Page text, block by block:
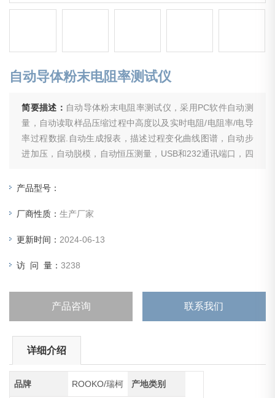
自动导体粉末电阻率测试仪
简要描述： 自动导体粉末电阻率测试仪，采用PC软件自动测
量，自动读取样品压缩过程中高度以及实时电阻/电阻率/电导
率过程数据.自动生成报表，描述过程变化曲线图谱，自动步
进加压，自动脱模，自动恒压测量，USB和232通讯端口，四
程，紫铜度金电极，
产品型号：
厂商性质：生产厂家
更新时间： 2024-06-13
访 问 量：3238
产品咨询 联系我们
详细介绍
品牌 ROOKO/瑞柯 产地类别